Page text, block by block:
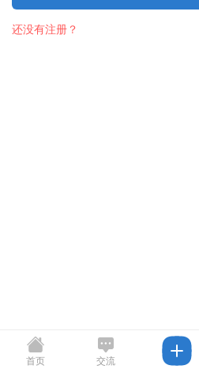
还没有注册？
首页 交流